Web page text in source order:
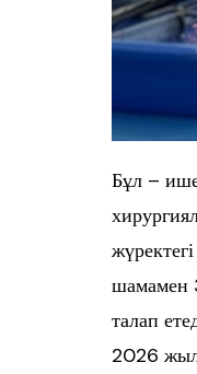
Бұл –
шамамен
талап
2026